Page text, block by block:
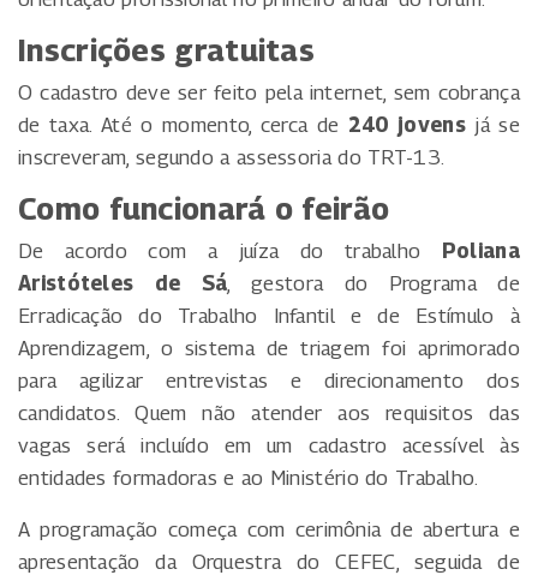
Inscrições gratuitas
O cadastro deve ser feito pela internet, sem cobrança
de taxa. Até o momento, cerca de 240 jovensjá se
inscreveram, segundo a assessoria do TRT-13.
Como funcionará o feirão
De acordo com a juíza do trabalho
Poliana
Aristóteles de Sá, gestora do Programa de
Erradicação do Trabalho Infantil e de Estímulo à
Aprendizagem, o sistema de triagem foi aprimorado
para agilizar entrevistas e direcionamento dos
candidatos. Quem não atender aos requisitos das
vagas será incluído em um cadastro acessível às
entidades formadoras e ao Ministério do Trabalho.
A programação começa com cerimônia de abertura e
apresentação da Orquestra do CEFEC, seguida de